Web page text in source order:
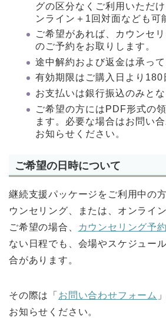
グの区分なくご利用いただ
ンライン＋1回対面なども可
ご希望があれば、カウンセ
のご予約をお取りします。
途中解約および返金は承って
有効期限はご購入日より180
お支払いは銀行振込のみとな
ご希望の方にはPDF形式の
ます。必要な場合はお問い
お知らせください。
ご希望の日時について
継続支援パッケージをご利用中の
ウンセリング、または、オンライ
ご希望の場合、
カウンセリング予
ない日程でも、会場やスケジュー
合があります。
その際は「 お問い合わせフォーム
お知らせください。